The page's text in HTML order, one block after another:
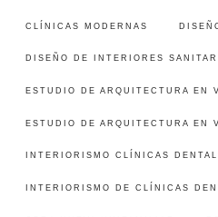
CLÍNICAS MODERNAS
DISEÑO DE INTERIORES
ESTUDIO DE ARQUITECTURA EN
ESTUDIO DE ARQUITECTURA EN
INTERIORISMO CLÍNICAS
INTERIORISMO DE CLÍNICAS